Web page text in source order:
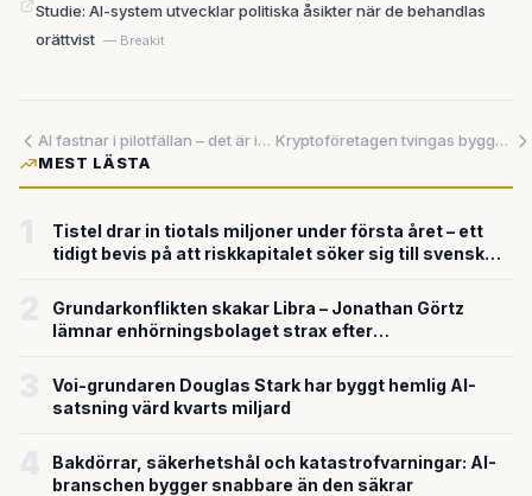
Studie: AI-system utvecklar politiska åsikter när de behandlas
orättvist — Breakit
AI fastnar i pilotfällan – det är infrastrukturen som avgör
Kryptoföretagen tvingas bygga om från grunden — eller lämna marknaden
MEST LÄSTA
Tistel drar in tiotals miljoner under första året – ett
tidigt bevis på att riskkapitalet söker sig till svensk
Grundarkonflikten skakar Libra – Jonathan Görtz
lämnar enhörningsbolaget strax efter
Voi-grundaren Douglas Stark har byggt hemlig AI-
satsning värd kvarts miljard
Bakdörrar, säkerhetshål och katastrofvarningar: AI-
branschen bygger snabbare än den säkrar